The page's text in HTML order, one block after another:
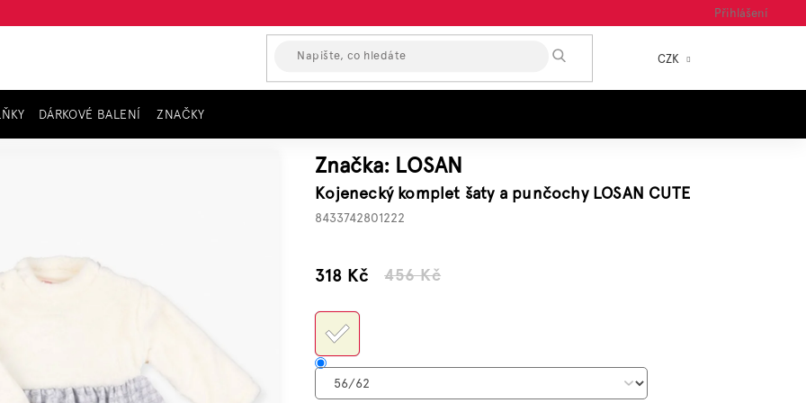
CZK
Přihlášení
DÁRKOVÉ BALENÍ ZNAČKY
Kojenecký komplet šaty a punčochy LOSAN CUTE
8433742801222
Značka: LOSAN
456 Kč
318 Kč Měrná